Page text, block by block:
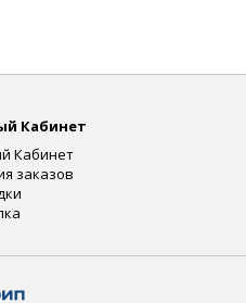
Кабинет
Кабинет
заказов